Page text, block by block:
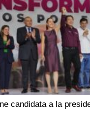
candidata a la